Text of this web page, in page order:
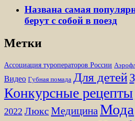
Названа самая
берут с собой в поезд
Метки
Ассоциация туроператоров России
Видео Губная помада Для детей
Конкурсные рецепты
2022 Люкс МедицинаМода